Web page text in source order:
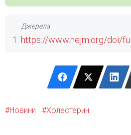
https://www.nejm.org/doi/
Новини Холестерин